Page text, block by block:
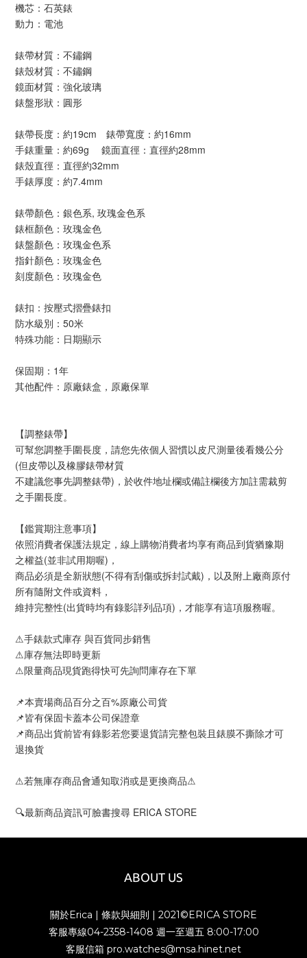
機芯：石英錶
動力：電池
錶帶材質：不鏽鋼
錶殼材質：不鏽鋼
鏡面材質：強化玻璃
錶盤形狀：圓形
錶帶長度：約19cm 錶帶寬度：約16mm
手錶重量：約69g 鏡面直徑：直徑約28mm
錶殼直徑：直徑約32mm
手錶厚度：約7.4mm
錶帶顏色：銀色系, 玫瑰金色系
錶框顏色：玫瑰金色
錶盤顏色：玫瑰金色系
指針顏色：玫瑰金色
刻度顏色：玫瑰金色
錶扣：按壓式摺疊錶扣
防水級別：50米
特殊功能：日期顯示
保固期：1年
其他配件：原廠錶盒，原廠保單
【調整錶帶】
可幫您調整手圍長度，請您先依個人習慣以皮尺測量後看幾公分
(但皮帶以及橡膠錶帶材質
不建議您事先調整錶帶)，於收件地址欄或備註欄後方加註需裁剪
之手圍長度。
【鑑賞期注意事項】
依照消費者保護法規定，線上購物消費者均享有商品到貨猶豫期
之權益(並非試用期喔)，
商品必須是全新狀態(不得有刮傷或拆封試戴)，以及附上廠商原付
所有隨附文件或資料，
維持完整性(出貨時均有錄影詳列品項)，才能享有這項服務喔。
⚠手錶款式庫存 與百貨同步銷售
⚠庫存無法即時更新
⚠限量商品現貨跑得快可先詢問庫存在下單
📌本賣場商品百分之百%原廠公司貨
📌皆有保固卡蓋本公司保證章
📌商品出貨前皆有錄影若您要退貨請完整包裝且錶膜不撕除才可
退換貨
⚠若無庫存商品會通知取消或是更換商品⚠
🔍最新商品資訊可臉書搜尋 ERICA STORE
ABOUT US
關於Erica | 條款與細則 | 2021©ERICA STORE
客服專線04-2358-1408 週一至週五 8:00-17:00
客服信箱 pro.watches@msa.hinet.net